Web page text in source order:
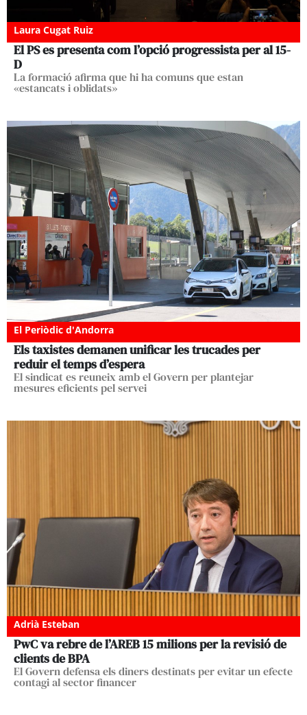
Laura Cugat Ruiz
El PS es presenta com l’opció progressista per al 15-
D
La formació afirma que hi ha comuns que estan
«estancats i oblidats»
El Periòdic d'Andorra
Els taxistes demanen unificar les trucades per
reduir el temps d’espera
El sindicat es reuneix amb el Govern per plantejar
mesures eficients pel servei
Adrià Esteban
PwC va rebre de l’AREB 15 milions per la revisió de
clients de BPA
El Govern defensa els diners destinats per evitar un efecte
contagi al sector financer